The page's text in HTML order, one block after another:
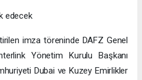
edecek
imza töreninde DAFZ Genel
Yönetim Kurulu Başkanı
Dubai ve Kuzey Emirlikler